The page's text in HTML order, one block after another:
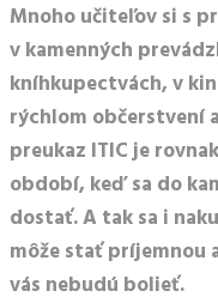
Mnoho učiteľov si s
v kamenných
kníhkupectvách, v
rýchlom občerstvení
preukaz ITIC je
období, keď sa do
dostať. A tak sa i
môže stať príjemnou
vás nebudú bolieť.